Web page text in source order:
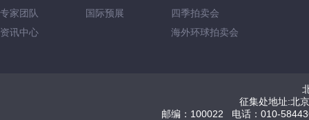
专家团队
资讯中心
国际预展
四季拍卖会
海外环球拍卖会
征集处地址:北
邮编：100022 电话：010-